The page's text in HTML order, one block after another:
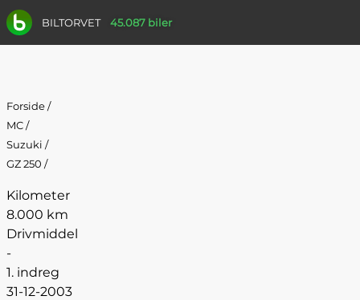
BILTORVET 45.087 biler
Forside/
MC/
Suzuki /
GZ 250 /
Kilometer
8.000 km
Drivmiddel
-
1. indreg
31-12-2003